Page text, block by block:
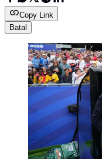
Copy Link
Batal